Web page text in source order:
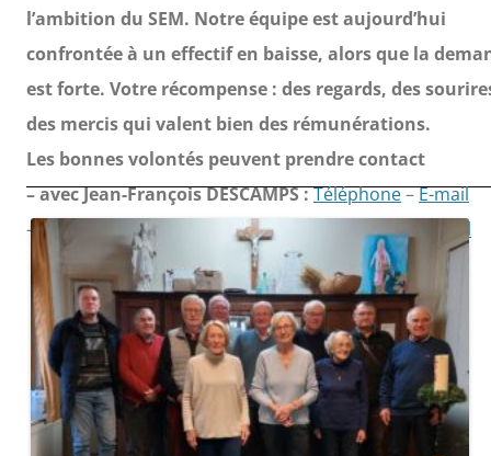
l’ambition du SEM. Notre équipe est aujourd’hui
confrontée à un effectif en baisse, alors que la
est forte. Votre récompense : des regards, des
des mercis qui valent bien des rémunérations.
Les bonnes volontés peuvent prendre contact
– avec Jean-François DESCAMPS :Téléphone–E-mail
– ou
Jean-François LABBÉ : Téléphone– E-mail